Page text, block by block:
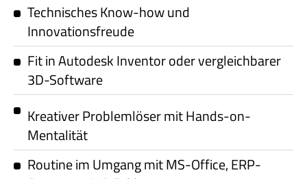
Technisches Know-how und
Innovationsfreude
Fit in Autodesk Inventor oder vergleichbarer
3D-Software
Kreativer Problemlöser mit Hands-on-
Mentalität
Routine im Umgang mit MS-Office, ERP-